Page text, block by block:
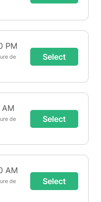
PM
de
Select
de
Select
AM
de
Select